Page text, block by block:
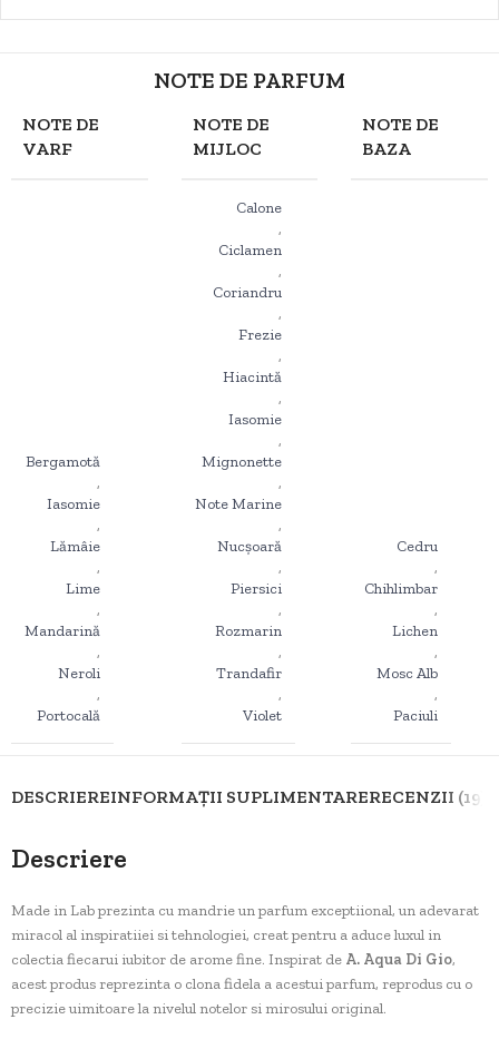
NOTE DE PARFUM
NOTE DE
VARF
Bergamotă
,
Iasomie
,
Lămâie
,
Lime
,
Mandarină
,
Neroli
,
Portocală
NOTE DE
MIJLOC
Calone
,
Ciclamen
,
Coriandru
,
Frezie
,
Hiacintă
,
Iasomie
,
Mignonette
,
Note Marine
,
Nucșoară
,
Piersici
,
Rozmarin
,
Trandafir
,
Violet
NOTE DE
BAZA
Cedru
,
Chihlimbar
,
Lichen
,
Mosc Alb
,
Paciuli
DESCRIEREINFORMAȚII SUPLIMENTARERECENZII (19)
Descriere
Made in Lab prezinta cu mandrie un parfum exceptiional, un adevarat
miracol al inspiratiiei si tehnologiei, creat pentru a aduce luxul in
colectia fiecarui iubitor de arome fine. Inspirat de A. Aqua Di Gio,
acest produs reprezinta o clona fidela a acestui parfum, reprodus cu o
precizie uimitoare la nivelul notelor si mirosului original.